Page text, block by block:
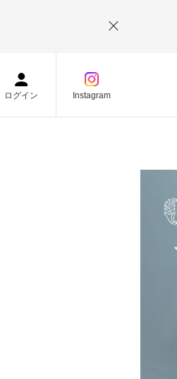
ログイン Instagram